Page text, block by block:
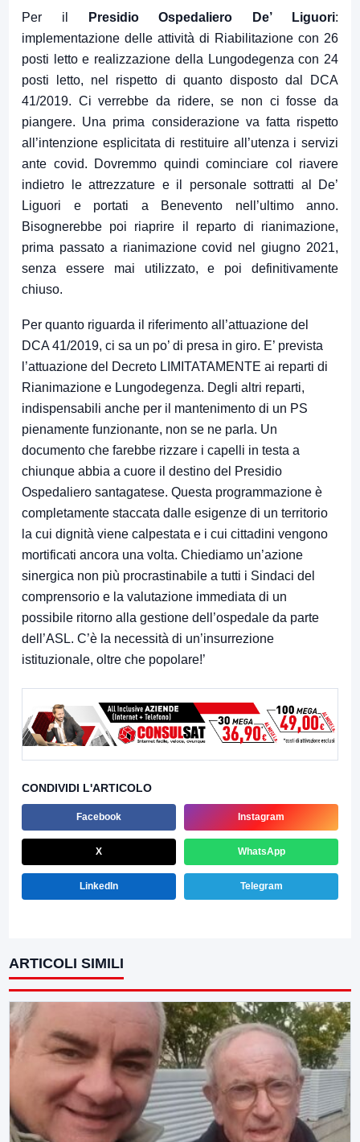
Per il Presidio Ospedaliero De’ Liguori:
implementazione delle attività di Riabilitazione con 26
posti letto e realizzazione della Lungodegenza con 24
posti letto, nel rispetto di quanto disposto dal DCA
41/2019. Ci verrebbe da ridere, se non ci fosse da
piangere. Una prima considerazione va fatta rispetto
all’intenzione esplicitata di restituire all’utenza i servizi
ante covid. Dovremmo quindi cominciare col riavere
indietro le attrezzature e il personale sottratti al De’
Liguori e portati a Benevento nell’ultimo anno.
Bisognerebbe poi riaprire il reparto di rianimazione,
prima passato a rianimazione covid nel giugno 2021,
senza essere mai utilizzato, e poi definitivamente
chiuso.
Per quanto riguarda il riferimento all’attuazione del
DCA 41/2019, ci sa un po’ di presa in giro. E’ prevista
l’attuazione del Decreto LIMITATAMENTE ai reparti di
Rianimazione e Lungodegenza. Degli altri reparti,
indispensabili anche per il mantenimento di un PS
pienamente funzionante, non se ne parla. Un
documento che farebbe rizzare i capelli in testa a
chiunque abbia a cuore il destino del Presidio
Ospedaliero santagatese. Questa programmazione è
completamente staccata dalle esigenze di un territorio
la cui dignità viene calpestata e i cui cittadini vengono
mortificati ancora una volta. Chiediamo un’azione
sinergica non più procrastinabile a tutti i Sindaci del
comprensorio e la valutazione immediata di un
possibile ritorno alla gestione dell’ospedale da parte
dell’ASL. C’è la necessità di un’insurrezione
istituzionale, oltre che popolare!’
CONDIVIDI L'ARTICOLO
Facebook Instagram
X WhatsApp
LinkedIn Telegram
ARTICOLI SIMILI